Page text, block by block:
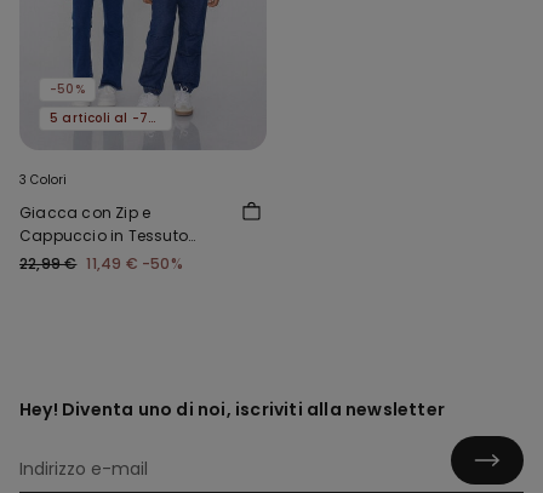
-50%
5 articoli al -70%
3 Colori
Giacca con Zip e
Cappuccio in Tessuto
Tecnico Bimbi Unisex
22,99 € 11,49 € -50%
Hey! Diventa uno di noi, iscriviti alla newsletter